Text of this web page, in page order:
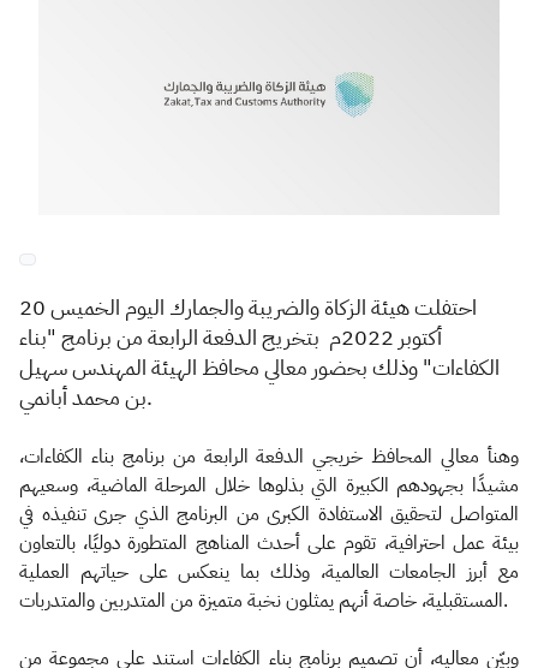
​​ا
حتفلت هيئة الزكاة والضريبة والجمارك اليوم الخميس 20
أكتوبر 2022م بتخريج الدفعة الرابعة من برنامج "بناء
الكفاءات" وذلك بحضور معالي محافظ الهيئة المهندس سهيل
بن محمد أبانمي.
وهنأ معالي المحافظ خريجي الدفعة الرابعة من برنامج بناء الكفاءات،
مشيدًا بجهودهم الكبيرة التي بذلوها خلال المرحلة الماضية، وسعيهم
المتواصل لتحقيق الاستفادة الكبرى من البرنامج الذي جرى تنفيذه في
بيئة عمل احترافية، تقوم على أحدث المناهج المتطورة دوليًا، بالتعاون
مع أبرز الجامعات العالمية، وذلك بما ينعكس على حياتهم العملية
المستقبلية، خاصة أنهم يمثلون نخبة متميزة من المتدربين والمتدربات.
وبيّن معاليه، أن تصميم برنامج بناء الكفاءات استند على مجموعة من